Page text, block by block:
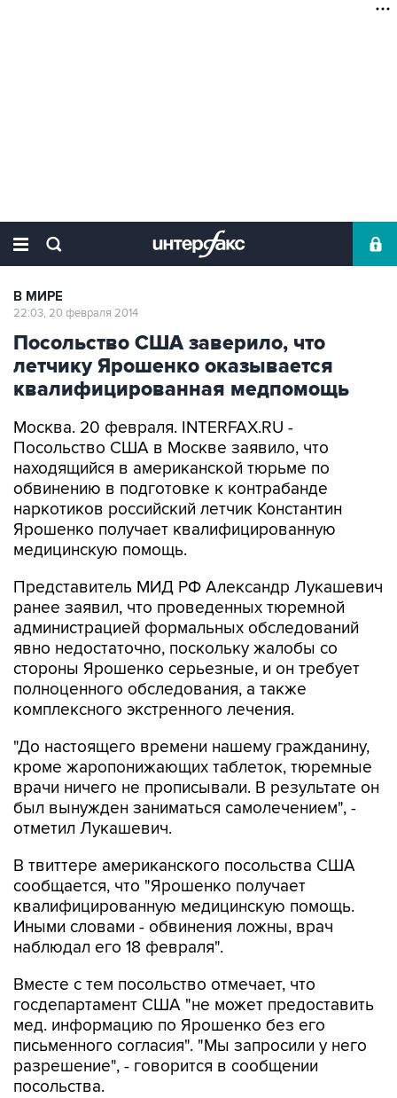
В МИРЕ
22:03, 20 февраля 2014
Посольство США заверило, что
летчику Ярошенко оказывается
квалифицированная медпомощь
Москва. 20 февраля. INTERFAX.RU -
Посольство США в Москве заявило, что
находящийся в американской тюрьме по
обвинению в подготовке к контрабанде
наркотиков российский летчик Константин
Ярошенко получает квалифицированную
медицинскую помощь.
Представитель МИД РФ Александр Лукашевич
ранее заявил, что проведенных тюремной
администрацией формальных обследований
явно недостаточно, поскольку жалобы со
стороны Ярошенко серьезные, и он требует
полноценного обследования, а также
комплексного экстренного лечения.
"До настоящего времени нашему гражданину,
кроме жаропонижающих таблеток, тюремные
врачи ничего не прописывали. В результате он
был вынужден заниматься самолечением", -
отметил Лукашевич.
В твиттере американского посольства США
сообщается, что "Ярошенко получает
квалифицированную медицинскую помощь.
Иными словами - обвинения ложны, врач
наблюдал его 18 февраля".
Вместе с тем посольство отмечает, что
госдепартамент США "не может предоставить
мед. информацию по Ярошенко без его
письменного согласия". "Мы запросили у него
разрешение", - говорится в сообщении
посольства.